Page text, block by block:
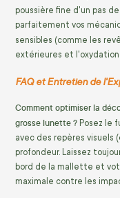
poussière fine d'un pas
parfaitement vos
sensibles (comme les
extérieures et l'oxydation.
FAQ et Entretien de
Comment optimiser la
grosse lunette ? Posez le
avec des repères visuels
profondeur. Laissez
bord de la mallette et
maximale contre les